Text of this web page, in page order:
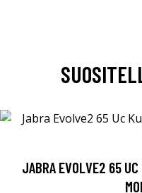
JABRA EVOLVE2 65